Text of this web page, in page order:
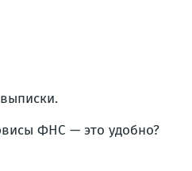
ФНС — это удобно?